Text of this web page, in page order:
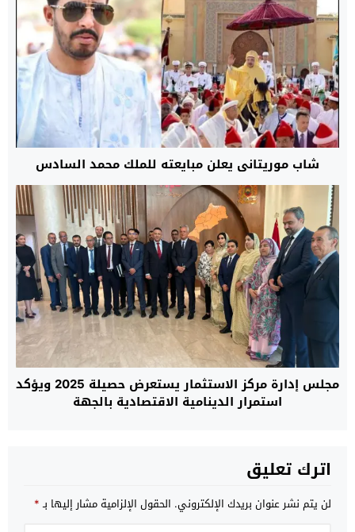
شاب موريتاني يعلن مبايعته للملك محمد السادس
مجلس إدارة مركز الاستثمار يستعرض حصيلة 2025 ويؤكد
استمرار الدينامية الاقتصادية بالجهة
اترك تعليق
لن يتم نشر عنوان بريدك الإلكتروني. الحقول الإلزامية مشار إليها بـ*